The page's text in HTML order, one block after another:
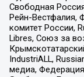
Свободная
Рейн-Вестфалия,
комитет России,
Libres, Союз за
IndustriALL,
медиа,